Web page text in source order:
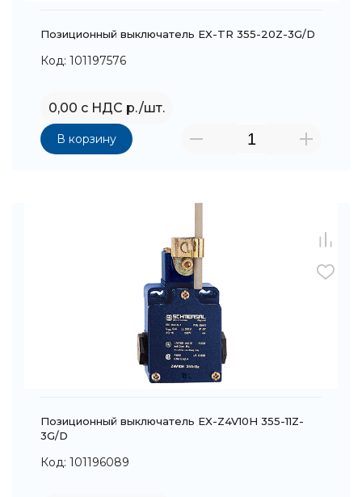
Позиционный выключатель EX-TR 355-20Z-3G/D
Код: 101197576
0,00 с НДС р./шт.
В корзину
Позиционный выключатель EX-Z4V10H 355-11Z-
3G/D
Код: 101196089